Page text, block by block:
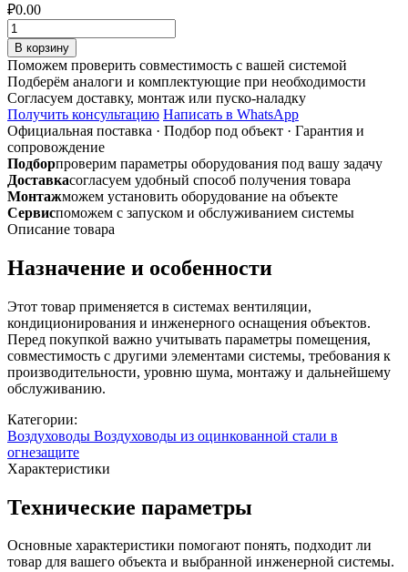
₽0.00
Количество
товара
Воздуховод
из
оцинкованной
стали
в
огнезащите
2000x1400
L-
1250
В корзину
Поможем проверить совместимость с вашей системой
Подберём аналоги и комплектующие при необходимости
Согласуем доставку, монтаж или пуско-наладку
Получить консультацию Написать в WhatsApp
Официальная поставка · Подбор под объект · Гарантия и
сопровождение
Подборпроверим параметры оборудования под вашу задачу
Доставкасогласуем удобный способ получения товара
Монтажможем установить оборудование на объекте
Сервиспоможем с запуском и обслуживанием системы
Описание товара
Назначение и особенности
Этот товар применяется в системах вентиляции,
кондиционирования и инженерного оснащения объектов.
Перед покупкой важно учитывать параметры помещения,
совместимость с другими элементами системы, требования к
производительности, уровню шума, монтажу и дальнейшему
обслуживанию.
Категории:
Воздуховоды Воздуховоды из оцинкованной стали в
огнезащите
Характеристики
Технические параметры
Основные характеристики помогают понять, подходит ли
товар для вашего объекта и выбранной инженерной системы.